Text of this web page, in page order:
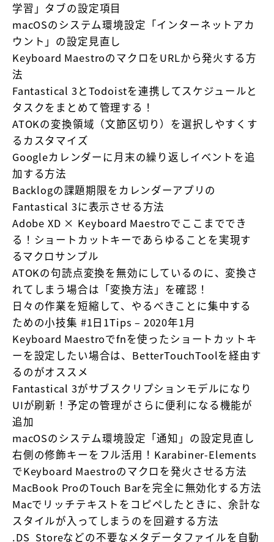
学習」タブの設定項目
macOSのシステム環境設定「インターネットアカ
ウント」の設定見直し
Keyboard MaestroのマクロをURLから発火する方
法
Fantastical 3とTodoistを連携してスケジュールと
タスクをまとめて管理する！
ATOKの変換領域（文節区切り）を選択しやすくす
るカスタマイズ
Googleカレンダーに月末の繰り返しイベントを追
加する方法
Backlogの課題期限をカレンダーアプリの
Fantastical 3に表示させる方法
Adobe XD × Keyboard Maestroでここまででき
る！ショートカットキーであらゆることを実現す
るマクロサンプル
ATOKの句読点変換を無効にしているのに、変換さ
れてしまう場合は「変換方法」を確認！
日々の作業を短縮して、やるべきことに集中する
ための小技集 #1日1Tips – 2020年1月
Keyboard Maestroでfnを使ったショートカットキ
ーを設定したい場合は、BetterTouchToolを経由す
るのがオススメ
Fantastical 3がサブスクリプションモデルになり
UIが刷新！予定の管理がさらに便利になる機能が
追加
macOSのシステム環境設定「通知」の設定見直し
右側の修飾キーをフル活用！Karabiner-Elements
でKeyboard Maestroのマクロを発火させる方法
MacBook ProのTouch Barを完全に無効化する方法
Macでリッチテキストをコピペしたときに、余計な
スタイルが入ってしまうのを回避する方法
.DS_Storeなどの不要なメタデータファイルを自動